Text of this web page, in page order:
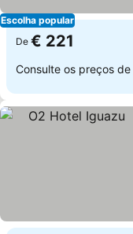
Escolha popular
De € 221
Consulte os preços de